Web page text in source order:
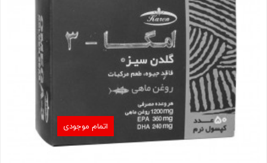
اتمام موجودی